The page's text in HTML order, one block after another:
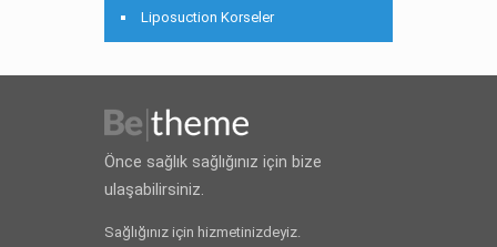
Liposuction Korseler
Önce sağlık sağlığınız için bize
ulaşabilirsiniz.
Sağlığınız için hizmetinizdeyiz.